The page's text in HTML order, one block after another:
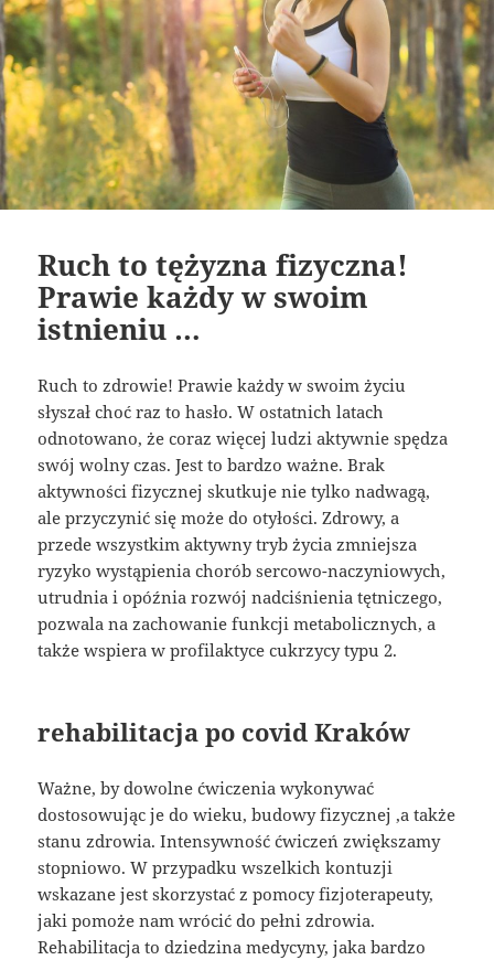
Ruch to tężyzna fizyczna!
Prawie każdy w swoim
istnieniu …
Ruch to zdrowie! Prawie każdy w swoim życiu
słyszał choć raz to hasło. W ostatnich latach
odnotowano, że coraz więcej ludzi aktywnie spędza
swój wolny czas. Jest to bardzo ważne. Brak
aktywności fizycznej skutkuje nie tylko nadwagą,
ale przyczynić się może do otyłości. Zdrowy, a
przede wszystkim aktywny tryb życia zmniejsza
ryzyko wystąpienia chorób sercowo-naczyniowych,
utrudnia i opóźnia rozwój nadciśnienia tętniczego,
pozwala na zachowanie funkcji metabolicznych, a
także wspiera w profilaktyce cukrzycy typu 2.
rehabilitacja po covid Kraków
Ważne, by dowolne ćwiczenia wykonywać
dostosowując je do wieku, budowy fizycznej ,a także
stanu zdrowia. Intensywność ćwiczeń zwiększamy
stopniowo. W przypadku wszelkich kontuzji
wskazane jest skorzystać z pomocy fizjoterapeuty,
jaki pomoże nam wrócić do pełni zdrowia.
Rehabilitacja to dziedzina medycyny, jaka bardzo